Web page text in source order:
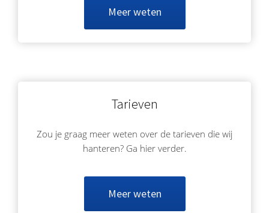
Meer weten
Tarieven
Zou je graag meer weten over de tarieven die wij
hanteren? Ga hier verder.
Meer weten